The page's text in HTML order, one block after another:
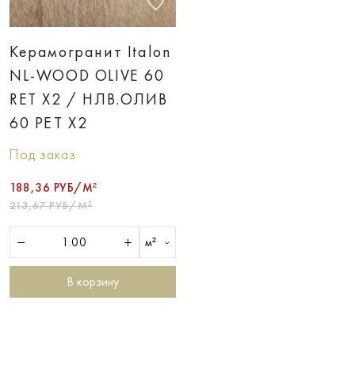
Керамогранит Italon
NL-WOOD OLIVE 60
RET X2 / НЛВ.ОЛИВ
60 РЕТ Х2
Под заказ
188,36 РУБ/М²
213,67 РУБ/М²
м²
В корзину